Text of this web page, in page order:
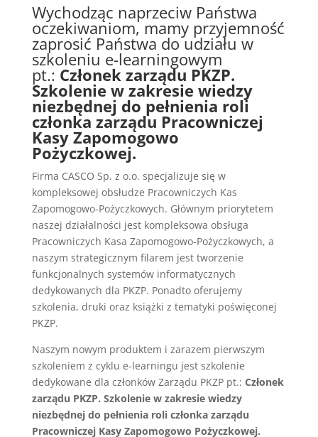
Wychodząc naprzeciw Państwa
oczekiwaniom, mamy przyjemność
zaprosić Państwa do udziału w
szkoleniu e-learningowym
pt.: Członek zarządu PKZP.
Szkolenie w zakresie wiedzy
niezbędnej do pełnienia roli
członka zarządu Pracowniczej
Kasy Zapomogowo
Pożyczkowej.
Firma CASCO Sp. z o.o. specjalizuje się w
kompleksowej obsłudze Pracowniczych Kas
Zapomogowo-Pożyczkowych. Głównym priorytetem
naszej działalności jest kompleksowa obsługa
Pracowniczych Kasa Zapomogowo-Pożyczkowych, a
naszym strategicznym filarem jest tworzenie
funkcjonalnych systemów informatycznych
dedykowanych dla PKZP. Ponadto oferujemy
szkolenia, druki oraz książki z tematyki poświęconej
PKZP.
Naszym nowym produktem i zarazem pierwszym
szkoleniem z cyklu e-learningu jest szkolenie
dedykowane dla członków Zarządu PKZP pt.: Członek
zarządu PKZP. Szkolenie w zakresie wiedzy
niezbędnej do pełnienia roli członka zarządu
Pracowniczej Kasy Zapomogowo Pożyczkowej.